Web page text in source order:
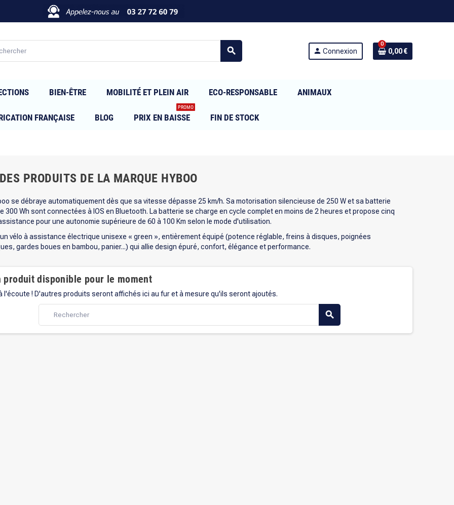
search person Connexion
0
0,00 €
BIEN-ÊTRE MOBILITÉ ET PLEIN AIR ECO-RESPONSABLE ANIMAUX
FRANÇAISE BLOG PRIX EN BAISSE
PROMO
FIN DE STOCK
PRODUITS DE LA MARQUE HYBOO
se débraye automatiquement dès que sa vitesse dépasse 25 km/h. Sa motorisation silencieuse de 250 W et sa batterie
300 Wh sont connectées à IOS en Bluetooth. La batterie se charge en cycle complet en moins de 2 heures et propose cinq
pour une autonomie supérieure de 60 à 100 Km selon le mode d'utilisation.
vélo à assistance électrique unisexe « green », entièrement équipé (potence réglable, freins à disques, poignées
gardes boues en bambou, panier...) qui allie design épuré, confort, élégance et performance.
produit disponible pour le moment
l'écoute ! D'autres produits seront affichés ici au fur et à mesure qu'ils seront ajoutés.
search